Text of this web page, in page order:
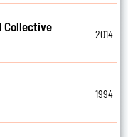
Collective
2014
1994